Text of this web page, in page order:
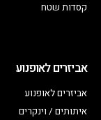
קסדות שטח
אביזרים לאופנוע
אביזרים לאופנוע
איתותים / וינקרים